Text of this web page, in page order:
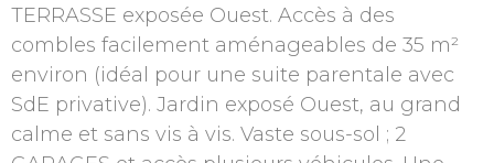
TERRASSE exposée Ouest. Accès à des
combles facilement aménageables de 35 m²
environ (idéal pour une suite parentale avec
SdE privative). Jardin exposé Ouest, au grand
calme et sans vis à vis. Vaste sous-sol ; 2